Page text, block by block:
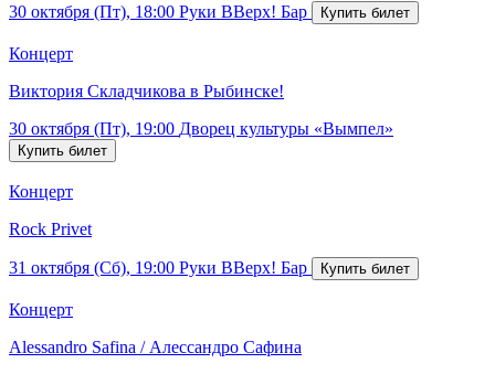
30 октября (Пт), 18:00 Руки ВВерх! Бар
Концерт
Виктория Складчикова в Рыбинске!
30 октября (Пт), 19:00 Дворец культуры «Вымпел»
Концерт
Rock Privet
31 октября (Сб), 19:00 Руки ВВерх! Бар
Концерт
Alessandro Safina / Алессандро Сафина